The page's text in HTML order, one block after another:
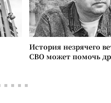
История незрячего
СВО может помочь